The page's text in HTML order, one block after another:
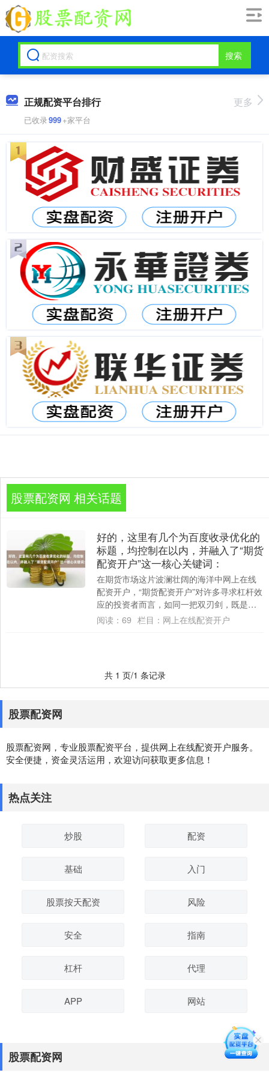
搜索
正规配资平台排行
已收录999+家平台
更多
股票配资网 相关话题
好的，这里有几个为百度收录优化的
标题，均控制在以内，并融入了“期货
配资开户”这一核心关键词：
在期货市场这片波澜壮阔的海洋中网上在线
配资开户，“期货配资开户”对许多寻求杠杆效
应的投资者而言，如同一把双刃剑，既是可
能放大收益的“机遇之门”，也是潜藏倍增风
阅读： 69 栏目： 网上在线配资开户
共 1 页/1 条记录
股票配资网
股票配资网，专业股票配资平台，提供网上在线配资开户服务。
安全便捷，资金灵活运用，欢迎访问获取更多信息！
热点关注
炒股 配资
基础 入门
股票按天配资 风险
安全 指南
杠杆 代理
APP 网站
股票配资网